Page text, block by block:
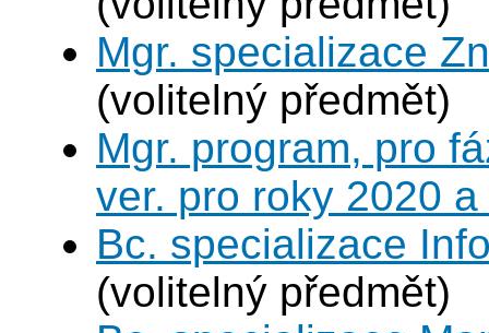
Mgr. specializace
(volitelný předmět)
Mgr. program, pro
ver. pro roky 2020
Bc. specializace
(volitelný předmět)